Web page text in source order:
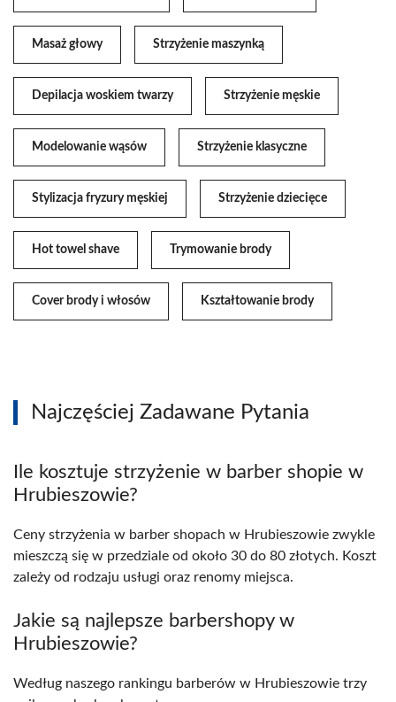
Masaż głowy Strzyżenie maszynką
Depilacja woskiem twarzy Strzyżenie męskie
Modelowanie wąsów Strzyżenie klasyczne
Stylizacja fryzury męskiej Strzyżenie dziecięce
Hot towel shave Trymowanie brody
Cover brody i włosów Kształtowanie brody
Najczęściej Zadawane Pytania
Ile kosztuje strzyżenie w barber shopie w
Hrubieszowie?
Ceny strzyżenia w barber shopach w Hrubieszowie zwykle
mieszczą się w przedziale od około 30 do 80 złotych. Koszt
zależy od rodzaju usługi oraz renomy miejsca.
Jakie są najlepsze barbershopy w
Hrubieszowie?
Według naszego rankingu barberów w Hrubieszowie trzy